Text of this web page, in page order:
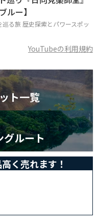
ルー】
巡る旅 歴史探索とパワースポッ
YouTubeの利用規約
ト一覧
グルート
く売れます！